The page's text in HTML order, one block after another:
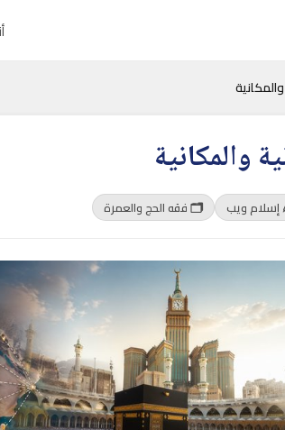
والمكانية
ويب 🗂 فقه الحج والعمرة